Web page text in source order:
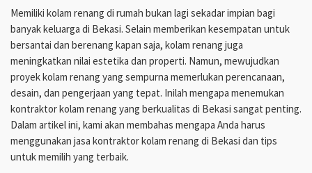
Memiliki kolam renang di rumah bukan lagi sekadar impian bagi
banyak keluarga di Bekasi. Selain memberikan kesempatan untuk
bersantai dan berenang kapan saja, kolam renang juga
meningkatkan nilai estetika dan properti. Namun, mewujudkan
proyek kolam renang yang sempurna memerlukan perencanaan,
desain, dan pengerjaan yang tepat. Inilah mengapa menemukan
kontraktor kolam renang yang berkualitas di Bekasi sangat penting.
Dalam artikel ini, kami akan membahas mengapa Anda harus
menggunakan jasa kontraktor kolam renang di Bekasi dan tips
untuk memilih yang terbaik.